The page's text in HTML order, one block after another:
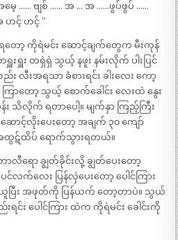
…… ဗျစ် …… အ … အ ……ဖွပ်ဖွပ် ……
င့် ဟင့် ”
ရတော့ ကိုရဲမင်း ဆောင့်ချက်တွေက မီးကုန်
းရှူး တရှဲရှဲ သွယ့် နဖူး နမ်းလိုက် ပါးပြင်
လီးအရသာ ခံစားရင်း ခါးလေး ကော့
ာတော့ သွယ့် စောက်ခေါင်း လေးထဲ နွေး
း သိလိုက် ရတာပေါ့။ မျက်နှာ ကြည့်ကြီး
ောင့်လိုးပေးတော့ အချက် ၃၀ ကျော်
ဋ်ထိပ် ရောက်သွားရတယ်။
ာလီရော ချွတ်ခိုင်းလို့ ချွတ်ပေးတော့
က်လေး ပြန်လှဲပေးတော့ ပေါင်ကြား
ပြီး အဖုတ်ကို ပြန်ယက် တော့တာပဲ။ သွယ်
ရင်း ပေါင်ကြား ထဲက ကိုရဲမင်း ခေါင်းကို